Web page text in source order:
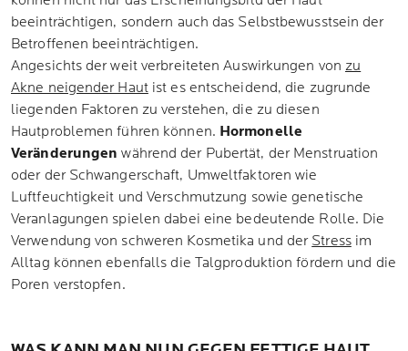
beeinträchtigen, sondern auch das Selbstbewusstsein der
Betroffenen beeinträchtigen.
Angesichts der weit verbreiteten Auswirkungen vonzu
Akne neigender Hautist es entscheidend, die zugrunde
liegenden Faktoren zu verstehen, die zu diesen
Hautproblemen führen können. Hormonelle
Veränderungen während der Pubertät, der Menstruation
oder der Schwangerschaft, Umweltfaktoren wie
Luftfeuchtigkeit und Verschmutzung sowie genetische
Veranlagungen spielen dabei eine bedeutende Rolle. Die
Verwendung von schweren Kosmetika und der Stressim
Alltag können ebenfalls die Talgproduktion fördern und die
Poren verstopfen.